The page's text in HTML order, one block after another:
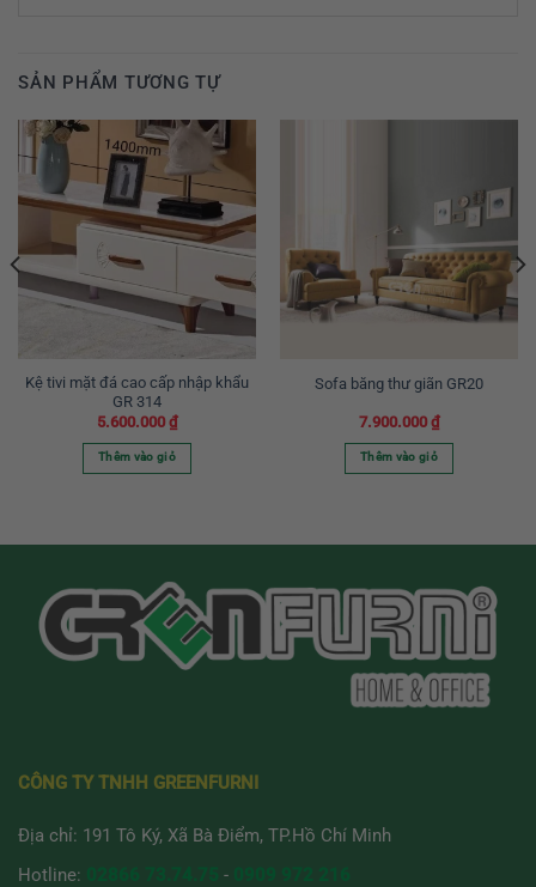
SẢN PHẨM TƯƠNG TỰ
Kệ tivi mặt đá cao cấp nhập khẩu
GR 314
5.600.000 ₫
Thêm vào giỏ
Sofa băng thư giãn GR20
7.900.000 ₫
Thêm vào giỏ
CÔNG TY TNHH GREENFURNI
Địa chỉ: 191 Tô Ký, Xã Bà Điểm, TP.Hồ Chí Minh
Hotline:
-